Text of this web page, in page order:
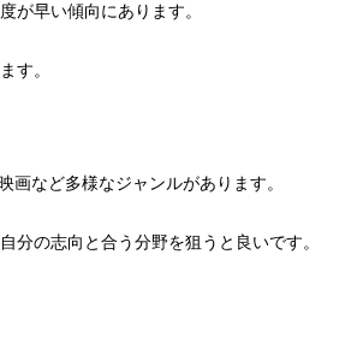
が早い傾向にあります。
す。
など多様なジャンルがあります。
分の志向と合う分野を狙うと良いです。